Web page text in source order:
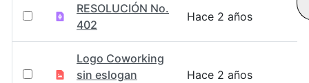
RESOLUCIÓN No.
402
Hace 2 años
Logo Coworking
sin eslogan
Hace 2 años